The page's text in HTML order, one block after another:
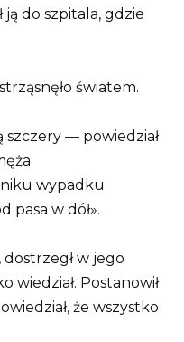
do szpitala, gdzie
światem.
szczery — powiedział
wypadku
pasa w dół».
dostrzegł w jego
wiedział. Postanowił
że wszystko